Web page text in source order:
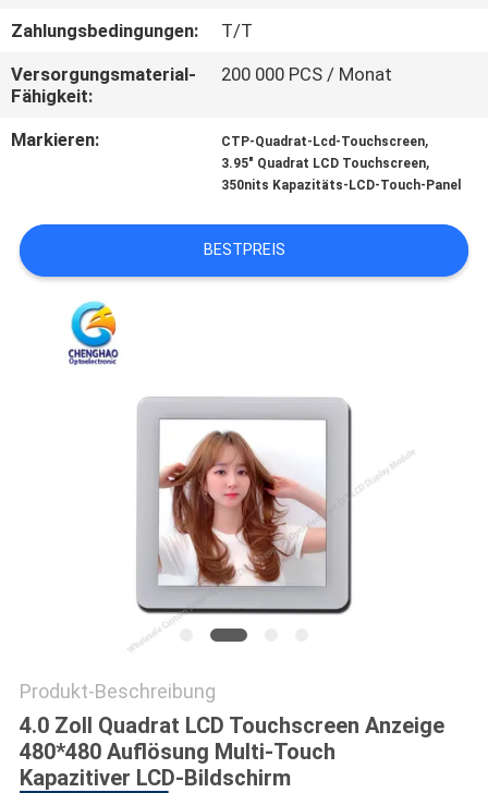
ANGEBOT
SITEMAP
POLICY
Zahlungsbedingungen:
T/T
Versorgungsmaterial-
Fähigkeit:
200 000 PCS / Monat
Markieren: CTP-Quadrat-Lcd-Touchscreen,
3.95" Quadrat LCD Touchscreen,
350nits Kapazitäts-LCD-Touch-Panel
BESTPREIS
Produkt-Beschreibung
4.0 Zoll Quadrat LCD Touchscreen Anzeige
480*480 Auflösung Multi-Touch
Kapazitiver LCD-Bildschirm